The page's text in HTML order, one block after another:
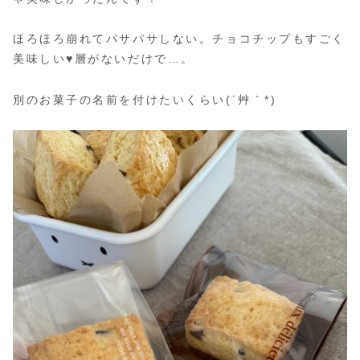
ほろほろ崩れてパサパサしない。チョコチップもすごく
美味しい♥層がないだけで…。
別のお菓子の名前を付けたいくらい(´艸｀*)